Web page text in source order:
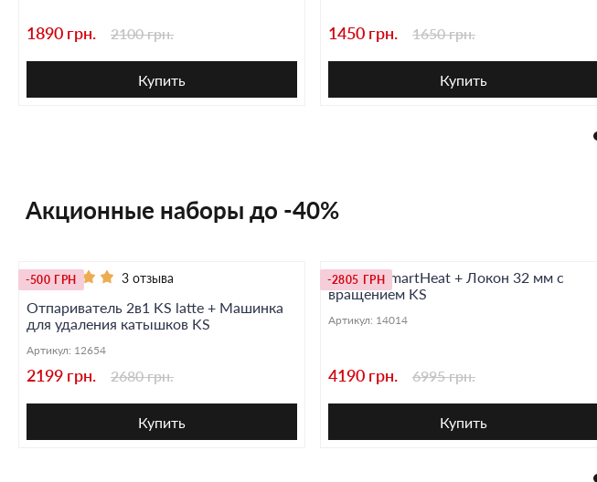
1890 грн. 2100 грн.
Купить
1450 грн. 1650 грн.
Купить
Акционные наборы до -40%
-500 ГРН 3 отзыва
Отпариватель 2в1 KS latte + Машинка
для удаления катышков KS
Артикул: 12654
2199 грн. 2680 грн.
Купить
-2805 ГРН
Фен KS SmartHeat + Локон 32 мм с
вращением KS
Артикул: 14014
4190 грн. 6995 грн.
Купить